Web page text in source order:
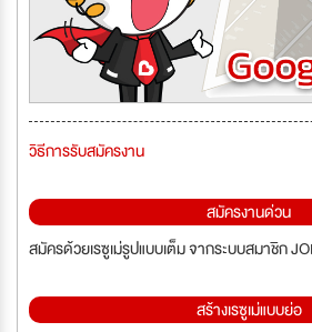
วิธีการรับสมัครงาน
สมัครงานด่วน
สมัครด้วยเรซูเม่รูปแบบเต็ม จากระบบสมาชิก
สร้างเรซูเม่แบบย่อ